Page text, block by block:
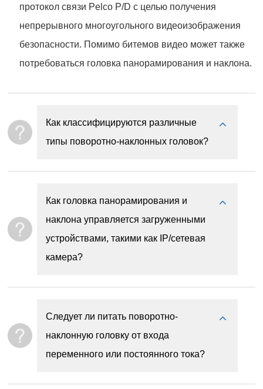
протокол связи Pelco P/D с целью получения
непрерывного многоугольного видеоизображения
безопасности. Помимо битемов видео может также
потребоваться головка панорамирования и наклона.
Как классифицируются различные
типы поворотно-наклонных головок?
Как головка панорамирования и
наклона управляется загруженными
устройствами, такими как IP/сетевая
камера?
Следует ли питать поворотно-
наклонную головку от входа
переменного или постоянного тока?